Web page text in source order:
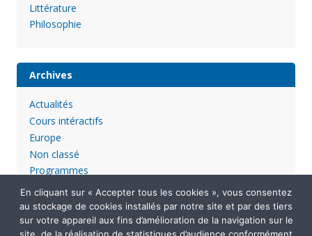
Littérature
Philosophie
Archives
Actualités
Cours intéractifs
Europe
Non classé
Programmes
En cliquant sur « Accepter tous les cookies », vous consentez
au stockage de cookies installés par notre site et par des tiers
sur votre appareil aux fins d’amélioration de la navigation sur le